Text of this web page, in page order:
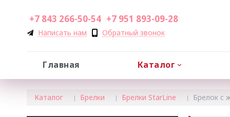
+7 843 266-50-54 +7 951 893-09-28
Написать нам Обратный звонок
Главная Каталог
Каталог Брелки Брелки StarLine Брелок с